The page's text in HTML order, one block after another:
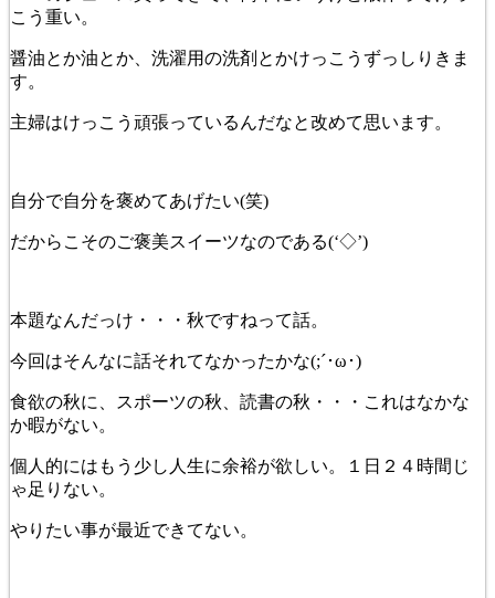
こう重い。
醤油とか油とか、洗濯用の洗剤とかけっこうずっしりきま
す。
主婦はけっこう頑張っているんだなと改めて思います。
自分で自分を褒めてあげたい(笑)
だからこそのご褒美スイーツなのである(‘◇’)ゞ
本題なんだっけ・・・秋ですねって話。
今回はそんなに話それてなかったかな(;´･ω･)
食欲の秋に、スポーツの秋、読書の秋・・・これはなかな
か暇がない。
個人的にはもう少し人生に余裕が欲しい。１日２４時間じ
ゃ足りない。
やりたい事が最近できてない。